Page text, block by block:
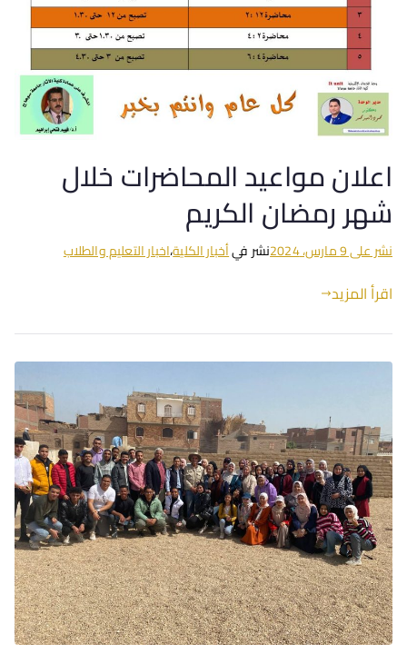
اعلان مواعيد المحاضرات خلال
شهر رمضان الكريم
نشر على9 مارس، 2024 نشر فيأخبار الكلية،اخبار التعليم والطلاب
اقرأ المزيد